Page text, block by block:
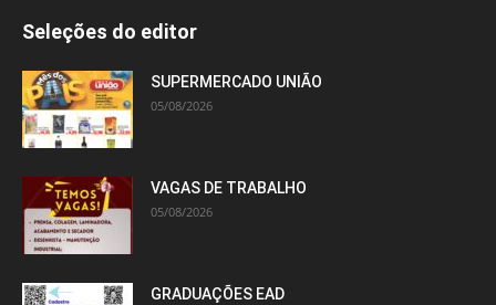
Seleções do editor
SUPERMERCADO UNIÃO
05/08/2026
VAGAS DE TRABALHO
05/08/2026
GRADUAÇÕES EAD